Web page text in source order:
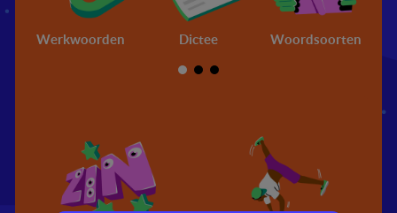
Werkwoorden Dictee Woordsoorten